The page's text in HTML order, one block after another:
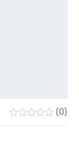
(0)